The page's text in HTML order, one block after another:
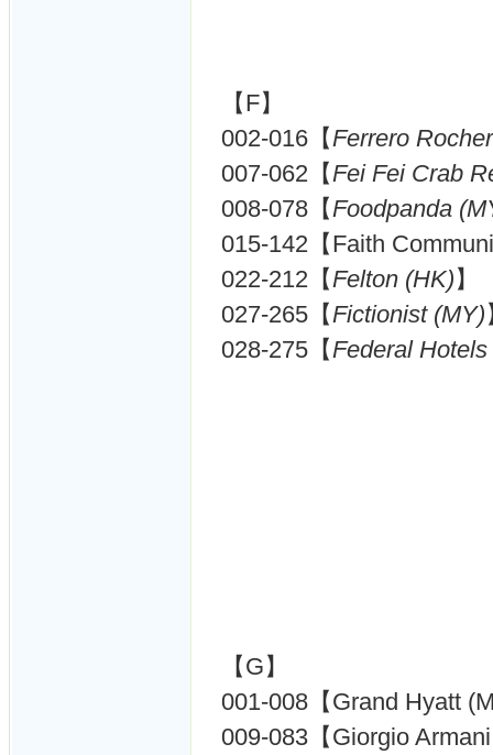
【F】
002-016【Ferrero
007-062【Fei Fei Crab
008-078【Foodpanda
015-142【Faith
022-212【Felton (HK)】
027-265【Fictionist (MY)
028-275【Federal
【G】
001-008【Grand Hyatt
009-083【Giorgio